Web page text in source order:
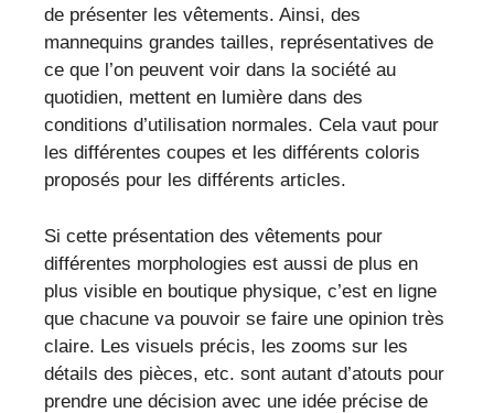
de présenter les vêtements. Ainsi, des
mannequins grandes tailles, représentatives de
ce que l’on peuvent voir dans la société au
quotidien, mettent en lumière dans des
conditions d’utilisation normales. Cela vaut pour
les différentes coupes et les différents coloris
proposés pour les différents articles.
Si cette présentation des vêtements pour
différentes morphologies est aussi de plus en
plus visible en boutique physique, c’est en ligne
que chacune va pouvoir se faire une opinion très
claire. Les visuels précis, les zooms sur les
détails des pièces, etc. sont autant d’atouts pour
prendre une décision avec une idée précise de